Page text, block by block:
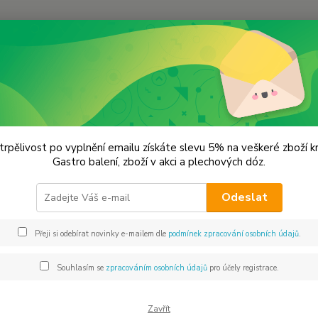
Plechové dózy - kořenky Dóza plechová. Různé barvy VÝPRODEJ
plechová. Různé barvy
po vyplnění emailu získáte slevu 5% na veškeré zboží
Gastro balení, zboží v akci a plechových dóz.
Odeslat
Přeji si odebírat novinky e-mailem dle podmínek zpracování osobních údajů.
Souhlasím se zpracováním osobních údajůpro účely registrace.
Zavřít